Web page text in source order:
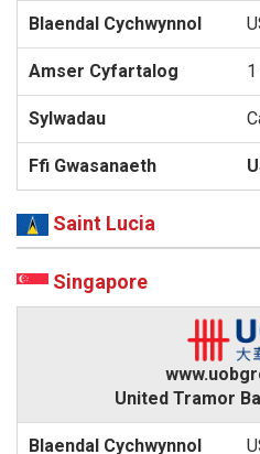
Saint Lucia
Singapore
United Tramor